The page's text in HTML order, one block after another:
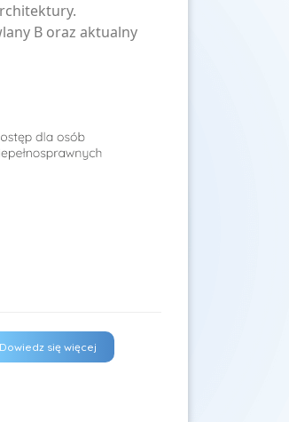
B oraz aktualny
Dowiedz się więcej